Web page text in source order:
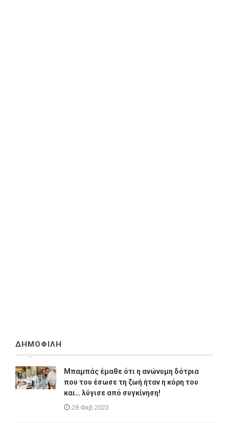
ΔΗΜΟΦΙΛΗ
Μπαμπάς έμαθε ότι η ανώνυμη δότρια
που του έσωσε τη ζωή ήταν η κόρη του
και… λύγισε από συγκίνηση!
28 Φεβ 2023